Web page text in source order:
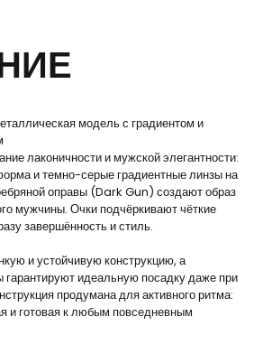
модель с градиентом и
лаконичности и мужской элегантности:
и темно-серые градиентные линзы на
оправы (Dark Gun) создают образ
мужчины. Очки подчёркивают чёткие
завершённость и стиль.
и устойчивую конструкцию, а
идеальную посадку даже при
продумана для активного ритма:
и готовая к любым повседневным